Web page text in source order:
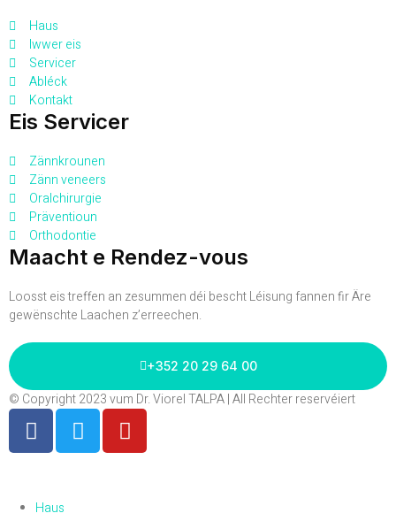
Haus
Iwwer eis
Servicer
Abléck
Kontakt
Eis Servicer
Zännkrounen
Zänn veneers
Oralchirurgie
Präventioun
Orthodontie
Maacht e Rendez-vous
Loosst eis treffen an zesummen déi bescht Léisung fannen fir Äre
gewënschte Laachen z’erreechen.
+352 20 29 64 00
© Copyright 2023 vum Dr. Viorel TALPA | All Rechter reservéiert
Haus